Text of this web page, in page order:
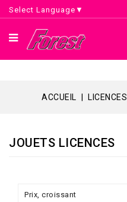
Select Language ▼
ACCUEIL LICENCES
JOUETS LICENCES
Prix, croissant